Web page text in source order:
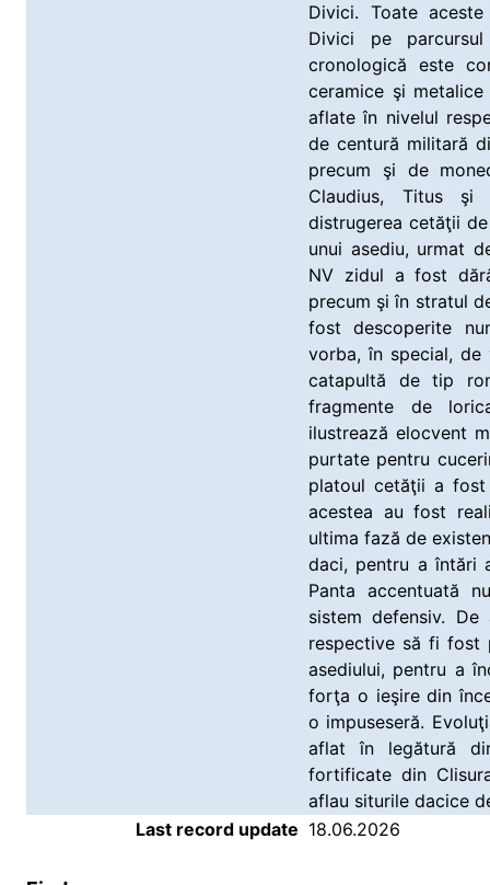
Divici. Toate
Divici pe
cronologică este
ceramice şi
aflate în nivelul
de centură militară
precum şi de
Claudius, Titus şi
distrugerea cetăţii
unui asediu, urmat
NV zidul a fost
precum şi în stratul
fost descoperite
vorba, în special,
catapultă de tip
fragmente de
ilustrează elocvent
purtate pentru
platoul cetăţii a
acestea au fost
ultima fază de
daci, pentru a întări
Panta accentuată
sistem defensiv.
respective să fi fost
asediului, pentru a
forţa o ieşire din
o impuseseră.
aflat în legătură
fortificate din
aflau siturile dacice
Last record update 18.06.2026